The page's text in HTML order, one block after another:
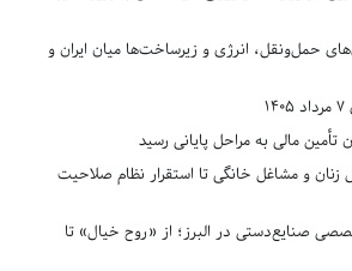
حمل‌ونقل، انرژی و زیرساخت‌ها میان ایران و
مالی به مراحل پایانی رسید
زنان و مشاغل خانگی تا استقرار نظام صلاحیت
صنایع‌دستی در البرز؛ از «روح خیال» تا